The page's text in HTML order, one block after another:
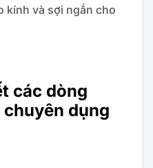
kính và sợi ngắn cho
các dòng
dụng